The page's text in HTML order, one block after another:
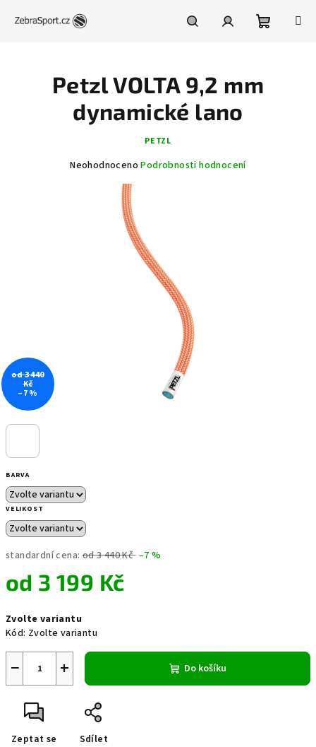
košík
BARVA
VELIKOST
standardní cena: od 3 440 Kč –7 %
od 3 199 Kč
cena:
Zvolte variantu
Kód: Zvolte variantu
+
− Do košíku
Zeptat se Sdílet
Petzl VOLTA 9,2 mm
dynamické lano
PETZL
Průměrné
Neohodnoceno Podrobnosti hodnocení
od 3 440
Kč
–7 %